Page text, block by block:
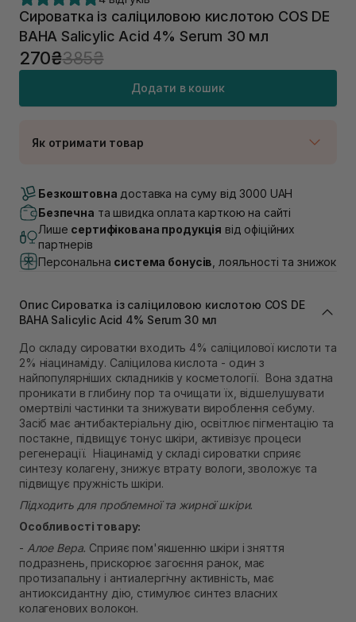
Сироватка із саліциловою кислотою COS DE
BAHA Salicylic Acid 4% Serum 30 мл
270₴385₴
Додати в кошик
Як отримати товар
В наявності
Самовивіз м. Луцьк, вул. Винниченка 4
В наявності
Самовивіз м. Львів, вул. Академіка Підстригача, 1В
(Duck’s Lake)
Немає в наявності!
В наявності
Самовивіз м. Львів, вул. Степана Бандери 45
Самовивіз м. Рівне, вул. 16-го Липня, 15
В наявності
Самовивіз м. Рівне, вул. Кулика і Гудачека 23 (ТЦ
Екватор)
В наявності
Безкоштовна доставка на суму від 3000 UAH
Безпечна та швидка оплата карткою на сайті
Лише сертифікована продукція від офіційних
партнерів
Персональна система бонусів , лояльності та знижок
Опис Сироватка із саліциловою кислотою COS DE
BAHA Salicylic Acid 4% Serum 30 мл
До складу сироватки входить 4% саліцилової кислоти та
2% ніацинаміду. Саліцилова кислота - один з
найпопулярніших складників у косметології. Вона здатна
проникати в глибину пор та очищати їх, відшелушувати
омертвілі частинки та знижувати вироблення себуму.
Засіб має антибактеріальну дію, освітлює пігментацію та
постакне, підвищує тонус шкіри, активізує процеси
регенерації. Ніацинамід у складі сироватки сприяє
синтезу колагену, знижує втрату вологи, зволожує та
підвищує пружність шкіри.
Підходить для проблемної та жирної шкіри.
Особливості товару:
- Алое Вера. Сприяє пом'якшенню шкіри і зняття
подразнень, прискорює загоєння ранок, має
протизапальну і антиалергічну активність, має
антиоксидантну дію, стимулює синтез власних
колагенових волокон.